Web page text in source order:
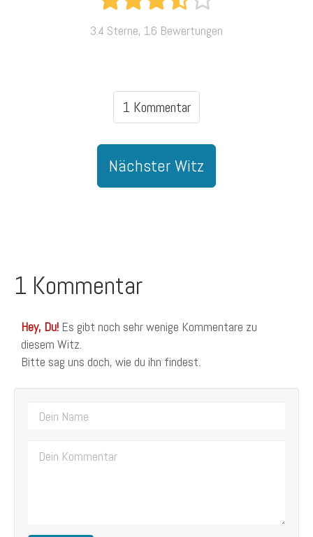
3.4 Sterne, 16 Bewertungen
1 Kommentar
Nächster Witz
1 Kommentar
Hey, Du! Es gibt noch sehr wenige Kommentare zu
diesem Witz.
Bitte sag uns doch, wie du ihn findest.